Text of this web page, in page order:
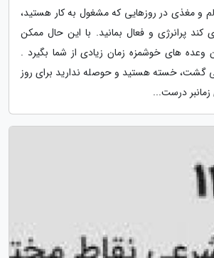
و مغذی در روزهایی که مشغول به کار هستید،
کند پرانرژی و فعال بمانید. با این حال ممکن
وعده های خوشمزه زمان زیادی از شما بگیرد .
گشت، خسته هستید و حوصله ندارید برای روز
درست...